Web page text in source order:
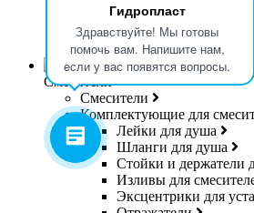
Гидропласт
Здравствуйте! Мы готовы
помочь вам. Напишите нам,
если у вас появятся вопросы.
Дешламаторы
Дымоходы
Гибкая подводка для газа
Смесители
Смесители
Комплектующие для
Лейки для душа
Шланги для душа
Стойки и держатели
Изливы для
Эксцентрики для